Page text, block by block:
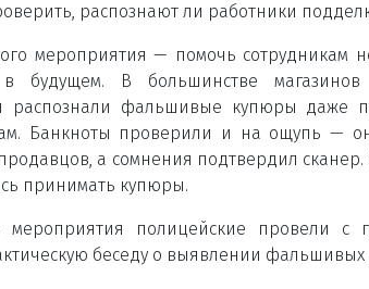
распознают ли работники
мероприятия — помочь сотрудникам
будущем. В большинстве магазинов
распознали фальшивые купюры даже
Банкноты проверили и на ощупь —
а сомнения подтвердил сканер.
принимать купюры.
мероприятия полицейские провели с
беседу о выявлении фальшивых